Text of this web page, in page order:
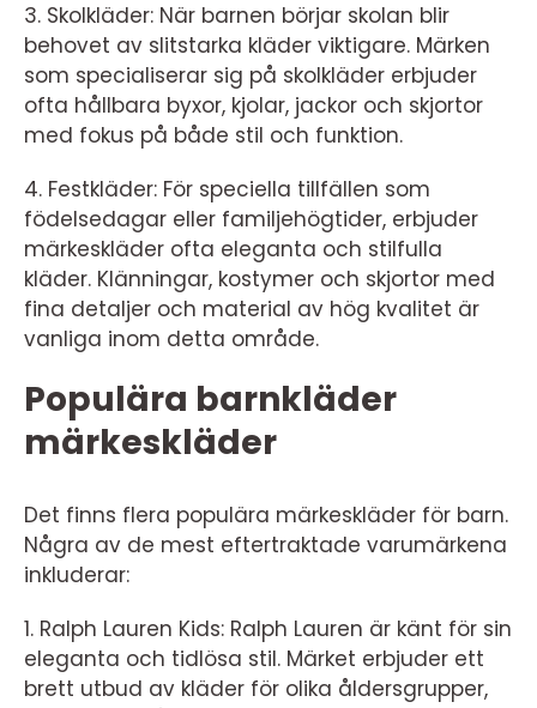
3. Skolkläder: När barnen börjar skolan blir
behovet av slitstarka kläder viktigare. Märken
som specialiserar sig på skolkläder erbjuder
ofta hållbara byxor, kjolar, jackor och skjortor
med fokus på både stil och funktion.
4. Festkläder: För speciella tillfällen som
födelsedagar eller familjehögtider, erbjuder
märkeskläder ofta eleganta och stilfulla
kläder. Klänningar, kostymer och skjortor med
fina detaljer och material av hög kvalitet är
vanliga inom detta område.
Populära barnkläder
märkeskläder
Det finns flera populära märkeskläder för barn.
Några av de mest eftertraktade varumärkena
inkluderar:
1. Ralph Lauren Kids: Ralph Lauren är känt för sin
eleganta och tidlösa stil. Märket erbjuder ett
brett utbud av kläder för olika åldersgrupper,